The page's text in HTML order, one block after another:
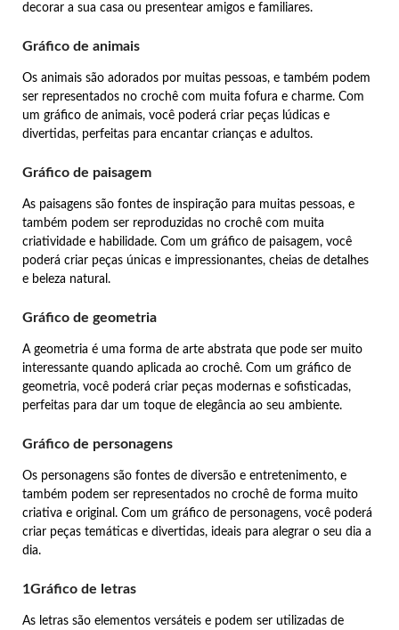
decorar a sua casa ou presentear amigos e familiares.
Gráfico de animais
Os animais são adorados por muitas pessoas, e também podem
ser representados no crochê com muita fofura e charme. Com
um gráfico de animais, você poderá criar peças lúdicas e
divertidas, perfeitas para encantar crianças e adultos.
Gráfico de paisagem
As paisagens são fontes de inspiração para muitas pessoas, e
também podem ser reproduzidas no crochê com muita
criatividade e habilidade. Com um gráfico de paisagem, você
poderá criar peças únicas e impressionantes, cheias de detalhes
e beleza natural.
Gráfico de geometria
A geometria é uma forma de arte abstrata que pode ser muito
interessante quando aplicada ao crochê. Com um gráfico de
geometria, você poderá criar peças modernas e sofisticadas,
perfeitas para dar um toque de elegância ao seu ambiente.
Gráfico de personagens
Os personagens são fontes de diversão e entretenimento, e
também podem ser representados no crochê de forma muito
criativa e original. Com um gráfico de personagens, você poderá
criar peças temáticas e divertidas, ideais para alegrar o seu dia a
dia.
1Gráfico de letras
As letras são elementos versáteis e podem ser utilizadas de